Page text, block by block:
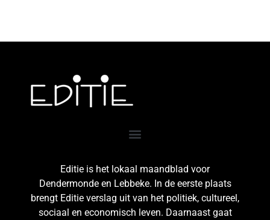
Editie is het lokaal maandblad voor
Dendermonde en Lebbeke. In de eerste plaats
brengt Editie verslag uit van het politiek, cultureel,
sociaal en economisch leven. Daarnaast gaat